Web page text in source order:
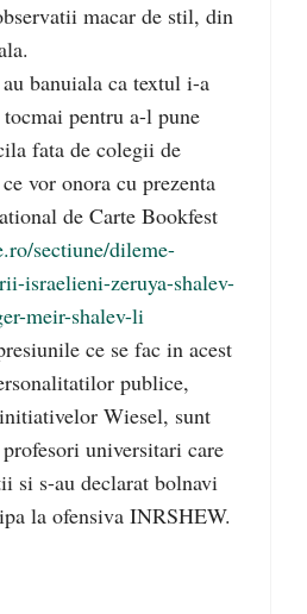
macar de stil, din
banuiala ca textul i-a
pentru a-l pune
fata de colegii de
vor onora cu prezenta
de Carte Bookfest
sectiune/dileme-
israelieni-zeruya-shalev-
meir-shalev-li
ce se fac in acest
publice,
Wiesel, sunt
universitari care
si s-au declarat bolnavi
la ofensiva INRSHEW.